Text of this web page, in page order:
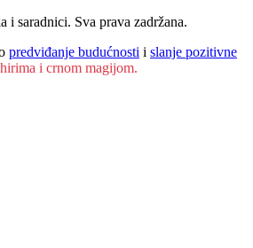
saradnici. Sva prava zadržana.
predviđanje budućnosti i slanje pozitivne
i crnom magijom.